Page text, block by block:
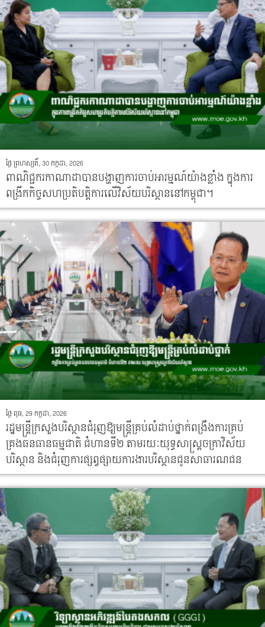
ថ្ងៃ ព្រហស្បតិ៍, 30 កក្កដា, 2026
ពាណិជ្ជករកាណាដាបានបង្ហាញការចាប់អារម្មណ៍យ៉ាងខ្លាំង ក្នុងការ
ពង្រីកកិច្ចសហប្រតិបត្តិការលើវិស័យបរិស្ថាននៅកម្ពុជា។
ថ្ងៃ ពុធ, 29 កក្កដា, 2026
រដ្ឋមន្រ្តីក្រសួងបរិស្ថានជំរុញឱ្យមន្រ្តីគ្រប់លំដាប់ថ្នាក់ពង្រឹងការគ្រប់
គ្រងធនធានធម្មជាតិ ជំហានទី២ តាមរយៈយុទ្ធសាស្ត្រចក្រាវិស័យ
បរិស្ថាន និងជំរុញការផ្សព្វផ្សាយការងារបរិស្ថានជូនសាធារណជន